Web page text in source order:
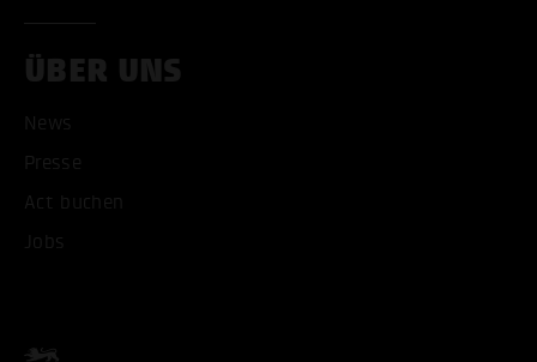
ÜBER UNS
News
Presse
Act buchen
Jobs